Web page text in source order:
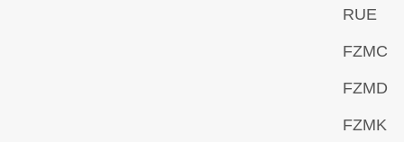
RUE
FZMC
FZMD
FZMK